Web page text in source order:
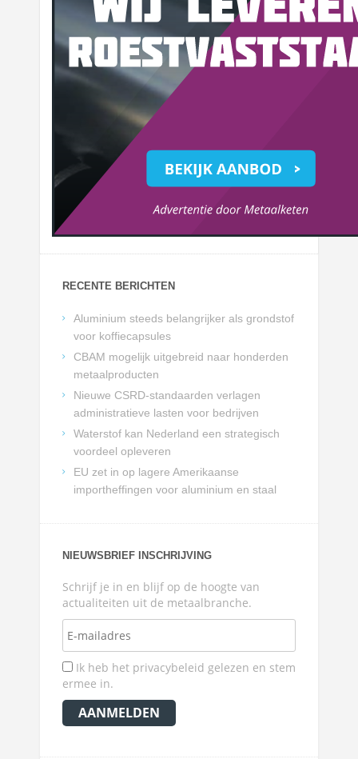
RECENTE BERICHTEN
Aluminium steeds belangrijker als grondstof
voor koffiecapsules
CBAM mogelijk uitgebreid naar honderden
metaalproducten
Nieuwe CSRD-standaarden verlagen
administratieve lasten voor bedrijven
Waterstof kan Nederland een strategisch
voordeel opleveren
EU zet in op lagere Amerikaanse
importheffingen voor aluminium en staal
NIEUWSBRIEF INSCHRIJVING
Schrijf je in en blijf op de hoogte van
actualiteiten uit de metaalbranche.
Ik heb het privacybeleid gelezen en stem
ermee in.